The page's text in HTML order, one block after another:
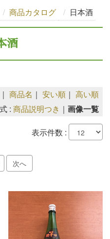
商品カタログ 日本酒
酒
商品名 ｜ 安い順 ｜ 高い順
: 商品説明つき ｜ 画像一覧
表示件数 :
次へ